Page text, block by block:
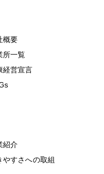
ス
女木5-19-8
概要
所一覧
経営宣言
紹介
やすさへの取組